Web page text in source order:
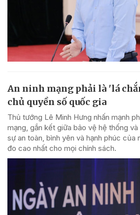
An ninh mạng phải là 'lá
chủ quyền số quốc gia
Thủ tướng Lê Minh Hưng nhấn mạnh
mạng, gắn kết giữa bảo vệ hệ thống
sự an toàn, bình yên và hạnh phúc của
đo cao nhất cho mọi chính sách.